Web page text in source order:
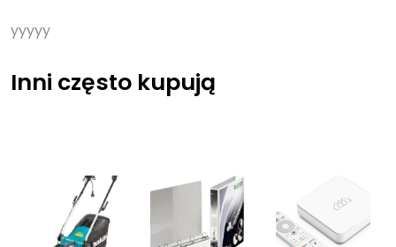
yyyyy
Inni często kupują